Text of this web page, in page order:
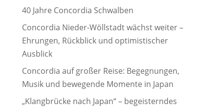
40 Jahre Concordia Schwalben
Concordia Nieder-Wöllstadt wächst weiter –
Ehrungen, Rückblick und optimistischer
Ausblick
Concordia auf großer Reise: Begegnungen,
Musik und bewegende Momente in Japan
„Klangbrücke nach Japan“ – begeisterndes